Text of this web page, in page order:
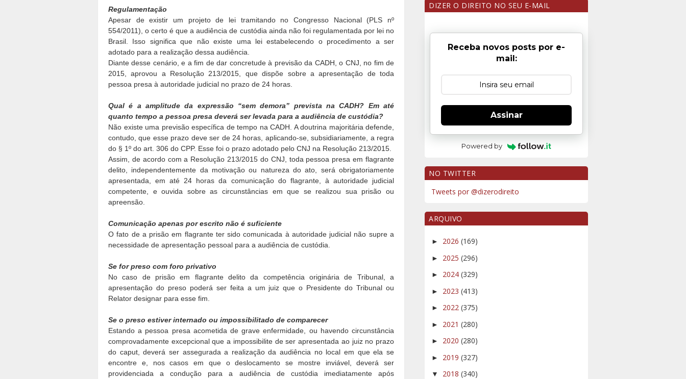
Regulamentação
Apesar de existir um projeto de lei tramitando no Congresso Nacional (PLS nº
554/2011), o certo é que a audiência de custódia ainda não foi regulamentada por lei no
Brasil. Isso significa que não existe uma lei estabelecendo o procedimento a ser
adotado para a realização dessa audiência.
Diante desse cenário, e a fim de dar concretude à previsão da CADH, o CNJ, no fim de
2015, aprovou a Resolução 213/2015, que dispõe sobre a apresentação de toda
pessoa presa à autoridade judicial no prazo de 24 horas.
Qual é a amplitude da expressão “sem demora” prevista na CADH? Em até
quanto tempo a pessoa presa deverá ser levada para a audiência de custódia?
Não existe uma previsão específica de tempo na CADH. A doutrina majoritária defende,
contudo, que esse prazo deve ser de 24 horas, aplicando-se, subsidiariamente, a regra
do § 1º do art. 306 do CPP. Esse foi o prazo adotado pelo CNJ na Resolução 213/2015.
Assim, de acordo com a Resolução 213/2015 do CNJ, toda pessoa presa em flagrante
delito, independentemente da motivação ou natureza do ato, será obrigatoriamente
apresentada, em até 24 horas da comunicação do flagrante, à autoridade judicial
competente, e ouvida sobre as circunstâncias em que se realizou sua prisão ou
apreensão.
Comunicação apenas por escrito não é suficiente
O fato de a prisão em flagrante ter sido comunicada à autoridade judicial não supre a
necessidade de apresentação pessoal para a audiência de custódia.
Se for preso com foro privativo
No caso de prisão em flagrante delito da competência originária de Tribunal, a
apresentação do preso poderá ser feita a um juiz que o Presidente do Tribunal ou
Relator designar para esse fim.
Se o preso estiver internado ou impossibilitado de comparecer
Estando a pessoa presa acometida de grave enfermidade, ou havendo circunstância
comprovadamente excepcional que a impossibilite de ser apresentada ao juiz no prazo
do caput, deverá ser assegurada a realização da audiência no local em que ela se
encontre e, nos casos em que o deslocamento se mostre inviável, deverá ser
providenciada a condução para a audiência de custódia imediatamente após
DIZER O DIREITO NO SEU E-MAIL
Receba novos posts por e-
mail:
Assinar
Powered by
NO TWITTER
Tweets por @dizerodireito
ARQUIVO
► 2026 (169)
► 2025 (296)
► 2024 (329)
► 2023 (413)
► 2022 (375)
► 2021 (280)
► 2020 (280)
► 2019 (327)
▼ 2018 (340)